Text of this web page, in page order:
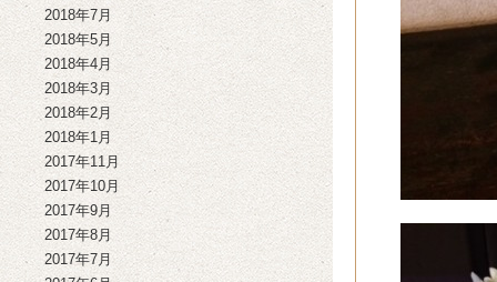
2018年7月
2018年5月
2018年4月
2018年3月
2018年2月
2018年1月
2017年11月
2017年10月
2017年9月
2017年8月
2017年7月